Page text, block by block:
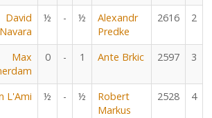
David
Navara
½ - ½
Alexandr
Predke
2616 2
Max
0 - 1 Ante Brkic 2597 3
L'Ami ½ - ½
Robert
Markus
2528 4